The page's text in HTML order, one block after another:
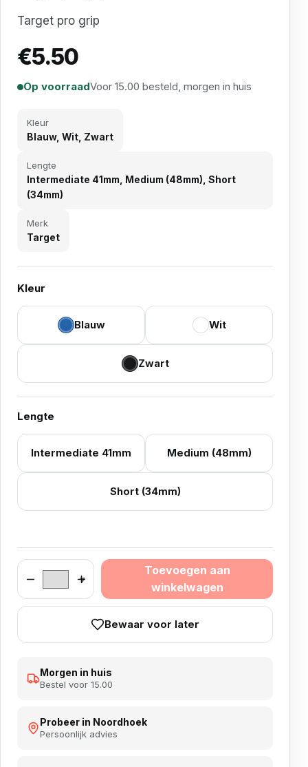
Target pro grip
€5.50
Op voorraadVoor 15.00 besteld, morgen in huis
Kleur
Blauw, Wit, Zwart
Lengte
Intermediate 41mm, Medium (48mm), Short
(34mm)
Merk
Target
Kleur
Blauw Wit
Zwart
Lengte
Intermediate 41mm Medium (48mm)
Short (34mm)
Target pro grip 3 sets aantal
Toevoegen aan
winkelwagen
Bewaar voor later
Morgen in huis
Bestel voor 15.00
Probeer in Noordhoek
Persoonlijk advies